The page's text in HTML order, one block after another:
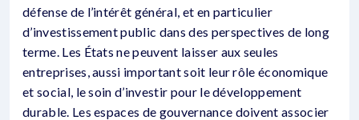
défense de l’intérêt général, et en particulier
d’investissement public dans des perspectives de long
terme. Les États ne peuvent laisser aux seules
entreprises, aussi important soit leur rôle économique
et social, le soin d’investir pour le développement
durable. Les espaces de gouvernance doivent associer